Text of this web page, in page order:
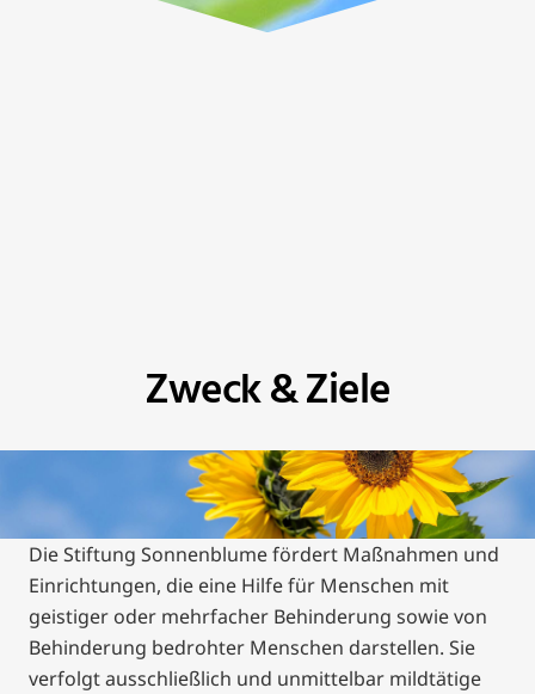
Zweck & Ziele
Die Stiftung Sonnenblume fördert Maßnahmen und
Einrichtungen, die eine Hilfe für Menschen mit
geistiger oder mehrfacher Behinderung sowie von
Behinderung bedrohter Menschen darstellen. Sie
verfolgt ausschließlich und unmittelbar mildtätige